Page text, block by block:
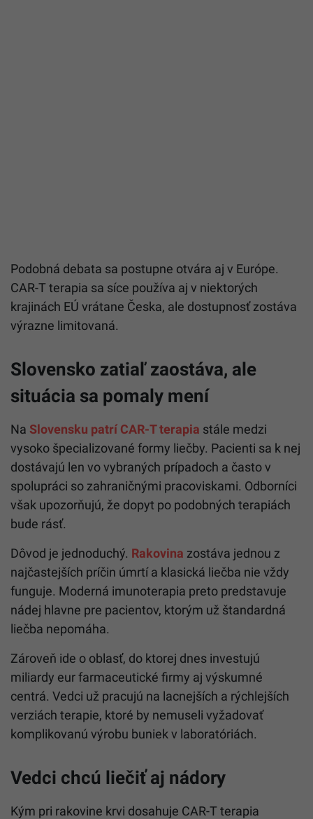
Podobná debata sa postupne otvára aj v Európe.
CAR-T terapia sa síce používa aj v niektorých
krajinách EÚ vrátane Česka, ale dostupnosť zostáva
výrazne limitovaná.
Slovensko zatiaľ zaostáva, ale
situácia sa pomaly mení
Na Slovensku patrí CAR-T terapia stále medzi
vysoko špecializované formy liečby. Pacienti sa k nej
dostávajú len vo vybraných prípadoch a často v
spolupráci so zahraničnými pracoviskami. Odborníci
však upozorňujú, že dopyt po podobných terapiách
bude rásť.
Dôvod je jednoduchý. Rakovina zostáva jednou z
najčastejších príčin úmrtí a klasická liečba nie vždy
funguje. Moderná imunoterapia preto predstavuje
nádej hlavne pre pacientov, ktorým už štandardná
liečba nepomáha.
Zároveň ide o oblasť, do ktorej dnes investujú
miliardy eur farmaceutické firmy aj výskumné
centrá. Vedci už pracujú na lacnejších a rýchlejších
verziách terapie, ktoré by nemuseli vyžadovať
komplikovanú výrobu buniek v laboratóriách.
Vedci chcú liečiť aj nádory
Kým pri rakovine krvi dosahuje CAR-T terapia